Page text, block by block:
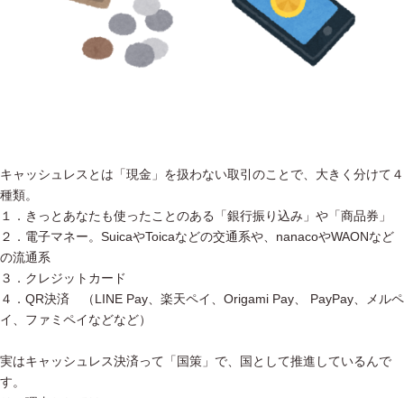
キャッシュレスとは「現金」を扱わない取引のことで、大きく分けて４
種類。
１．きっとあなたも使ったことのある「銀行振り込み」や「商品券」
２．電子マネー。SuicaやToicaなどの交通系や、nanacoやWAONなど
の流通系
３．クレジットカード
４．QR決済 （LINE Pay、楽天ペイ、Origami Pay、 PayPay、メルペ
イ、ファミペイなどなど）
実はキャッシュレス決済って「国策」で、国として推進しているんで
す。